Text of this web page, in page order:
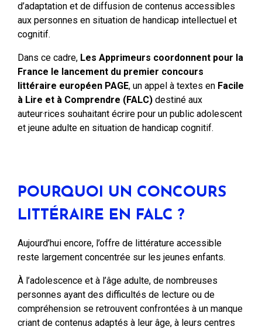
d’adaptation et de diffusion de contenus accessibles
aux personnes en situation de handicap intellectuel et
cognitif.
Dans ce cadre, Les Apprimeurs coordonnent pour la
France le lancement du premier concours
littéraire européen PAGE, un appel à textes en Facile
à Lire et à Comprendre (FALC) destiné aux
auteur·rices souhaitant écrire pour un public adolescent
et jeune adulte en situation de handicap cognitif.
POURQUOI UN CONCOURS
LITTÉRAIRE EN FALC ?
Aujourd’hui encore, l’offre de littérature accessible
reste largement concentrée sur les jeunes enfants.
À l’adolescence et à l’âge adulte, de nombreuses
personnes ayant des difficultés de lecture ou de
compréhension se retrouvent confrontées à un manque
criant de contenus adaptés à leur âge, à leurs centres